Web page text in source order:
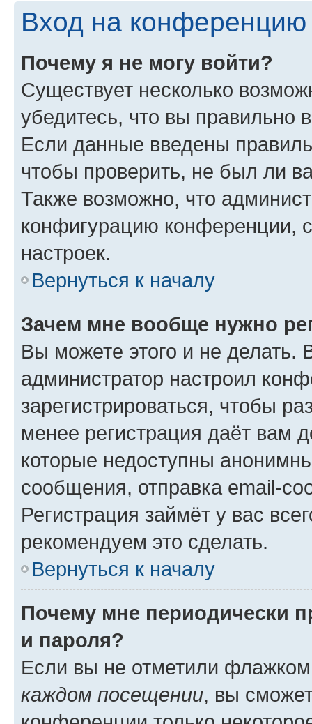
Вход на конференцию
Почему я не могу войти?
Существует несколько
убедитесь, что вы правильно
Если данные введены
чтобы проверить, не был ли
Также возможно, что
конфигурацию конференции,
настроек.
Вернуться к началу
Зачем мне вообще нужно
Вы можете этого и не делать.
администратор настроил
зарегистрироваться, чтобы
менее регистрация даёт вам
которые недоступны
сообщения, отправка email-
Регистрация займёт у вас
рекомендуем это сделать.
Вернуться к началу
Почему мне периодически
и пароля?
Если вы не отметили
каждом посещении, вы